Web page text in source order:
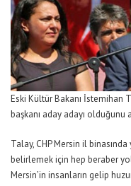
Eski Kültür Bakanı İstemihan
başkanı aday adayı olduğunu
Talay, CHP Mersin il
belirlemek için hep beraber
Mersin’in insanların gelip